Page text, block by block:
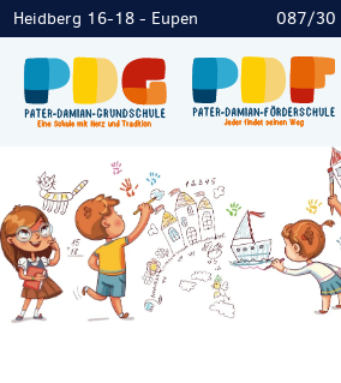
Heidberg 16-18 - Eupen 087/30